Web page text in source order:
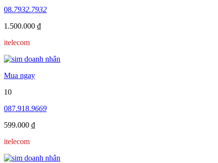
08.7932.7932
1.500.000 ₫
itelecom
Mua ngay
10
087.918.9669
599.000 ₫
itelecom